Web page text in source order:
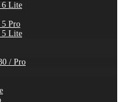
6 Lite
Pro
5 Lite
/ Pro